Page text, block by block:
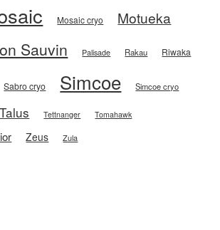
Mosaic cryo Motueka
Sauvin Palisade Rakau Riwaka
Sabro cryo Simcoe Simcoe cryo
Talus Tettnanger Tomahawk
Zeus Zula